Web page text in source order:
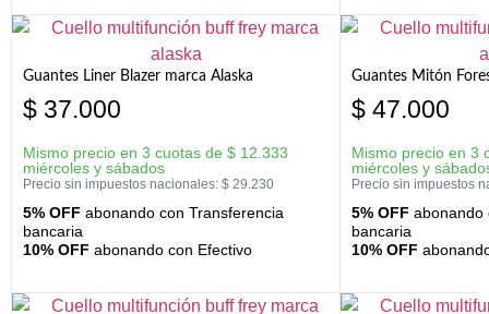
Guantes Liner Blazer marca Alaska
$ 37.000
Mismo precio en 3 cuotas de $ 12.333
miércoles y sábados
Precio sin impuestos nacionales: $ 29.230
5% OFF abonando con Transferencia
bancaria
10% OFF abonando con Efectivo
Guantes Mitón
$ 47.000
Mismo precio en 3
miércoles y
Precio sin impuestos
5% OFF abonando
bancaria
10% OFF